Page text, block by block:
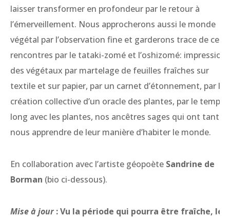
laisser transformer en profondeur par le retour à
l’émerveillement. Nous approcherons aussi le monde
végétal par l’observation fine et garderons trace de ces
rencontres par le tataki-zomé et l’oshizomé: impressions
des végétaux par martelage de feuilles fraîches sur
textile et sur papier, par un carnet d’étonnement, par la
création collective d’un oracle des plantes, par le temps
long avec les plantes, nos ancêtres sages qui ont tant à
nous apprendre de leur manière d’habiter le monde.
En collaboration avec l’artiste géopoète Sandrine de
Borman (bio ci-dessous).
Mise à jour: Vu la période qui pourra être fraîche, le